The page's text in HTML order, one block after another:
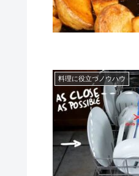
料理に役立つノウハウ